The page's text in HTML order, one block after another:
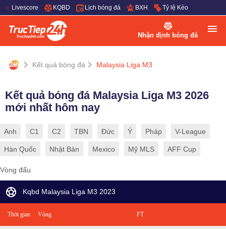
Livescore KQBD Lịch bóng đá BXH Tỷ lệ Kèo
Nhận định bóng đá
Kết quả bóng đá Malaysia Liga M3
Kết quả bóng đá Malaysia Liga M3 2026
mới nhất hôm nay
Anh C1 C2 TBN Đức Ý Pháp V-League
Hàn Quốc Nhật Bản Mexico Mỹ MLS AFF Cup
Vòng đấu
Kqbd Malaysia Liga M3 2023
Thời gian Vòng FT